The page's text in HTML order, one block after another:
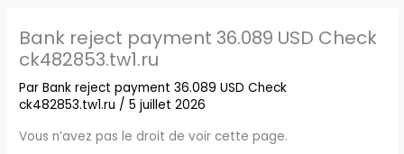
Bank reject payment 36.089 USD Check
ck482853.tw1.ru
ParBank reject payment 36.089 USD Check
ck482853.tw1.ru /5 juillet 2026
Vous n’avez pas le droit de voir cette page.